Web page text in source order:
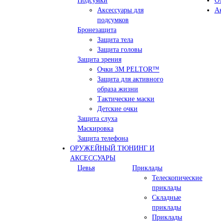
Аксессуары для
подсумков
Бронезащита
Защита тела
Защита головы
Защита зрения
Очки 3М PELTOR™
Защита для активного
образа жизни
Тактические маски
Детские очки
Защита слуха
Маскировка
Защита телефона
ОРУЖЕЙНЫЙ ТЮНИНГ И
АКСЕССУАРЫ
Цевья
Приклады
Телескопические
приклады
Складные
приклады
Приклады